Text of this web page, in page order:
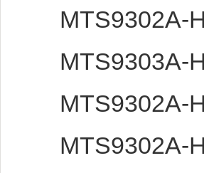
MTS9302A-
MTS9303A-
MTS9302A-
MTS9302A-